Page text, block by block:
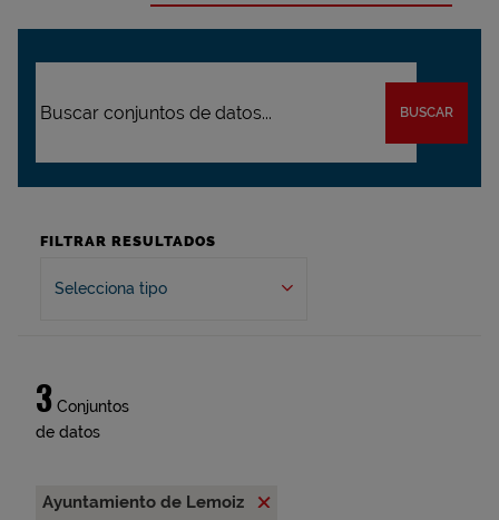
BUSCAR
FILTRAR RESULTADOS
Selecciona tipo
3 Conjuntos
de datos
Ayuntamiento de Lemoiz